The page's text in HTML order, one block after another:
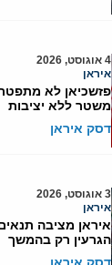
4 אוגוסט, 2026
איראן
פזשכיאן לא
משטר ללא יציבות
דסק איראן
3 אוגוסט, 2026
איראן
איראן מציבה
הגרעין רק בהמשך
דסק איראן